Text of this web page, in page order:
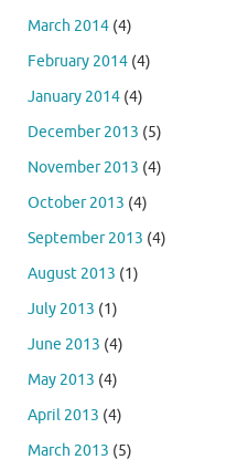
March 2014 (4)
February 2014 (4)
January 2014 (4)
December 2013 (5)
November 2013 (4)
October 2013 (4)
September 2013 (4)
August 2013 (1)
July 2013 (1)
June 2013 (4)
May 2013 (4)
April 2013 (4)
March 2013 (5)